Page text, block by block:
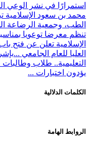
استمرارًا في نشر الوعي
محمد بن سعود الإسلامية
الطب، وجمعية الرضاعة
تنظم معرضا توعويا
الإسلامية تعلن عن فتح
العليا للعام الجامعي ...
التعليمية.. طلاب
يؤدون اختبارات ...
الكلمات الدلالية
الروابط الهامة